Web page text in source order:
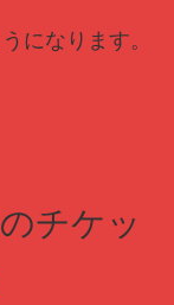
になります。
チケッ